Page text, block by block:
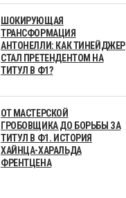
ШОКИРУЮЩАЯ
ТРАНСФОРМАЦИЯ
АНТОНЕЛЛИ: КАК ТИНЕЙДЖЕР
СТАЛ ПРЕТЕНДЕНТОМ НА
ТИТУЛ В Ф1?
ОТ МАСТЕРСКОЙ
ГРОБОВЩИКА ДО БОРЬБЫ ЗА
ТИТУЛ В Ф1. ИСТОРИЯ
ХАЙНЦА-ХАРАЛЬДА
ФРЕНТЦЕНА